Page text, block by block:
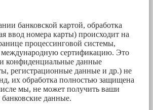
банковской картой, обработка
ввод номера карты) происходит на
процессинговой системы,
международную сертификацию. Это
конфиденциальные данные
регистрационные данные и др.) не
их обработка полностью защищена
мы, не может получить ваши
данные.